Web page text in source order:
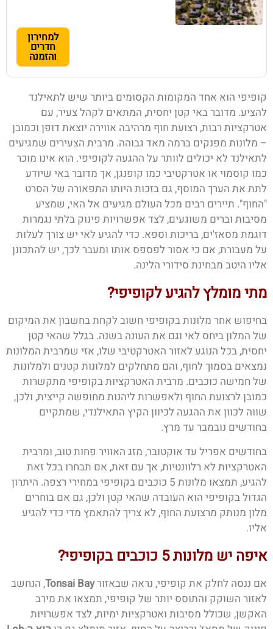
למחירון
חדרים
והזמנה
קופיפי הוא אחד המקומות הקסומים ביותר שיש לתאילנד
להציע. מדובר באי קטן יחסית, המתאים לקהל צעיר, עם
אטרקציות רבות, רצועת חוף מרהיבה אווירה יוצאת דופן וכמובן
– מלונות מפנקים ברמה מאד גבוהה. מרבית הצעירים שמגיעים
לתאילנד לא יכולים לוותר על ההגעה לקופיפי. הוא אינו מוכר
כמו קוסמוי או אטרקטיבי כמו קופנגן, אך מדובר באי שיודע
לתת את הערך המוסף, גם בזכות היותו התפאורה של הסרט
"החוף". תיירים רבים מכל העולם מגיעים אל האי, שמציע
מסיבות וברים משוגעים, לצד אפשרויות פינוק בלתי נגמרות
דוגמת מסאז'ים, בריכות וספא. כדי להגיע לאי יש צורך לעלות
על מעבורת, אם כי אסור לפספס אותו ומעבר לכך, יש להתכונן
אליו היטב מבחינת סידורי הלינה.
מתי מומלץ להגיע לקופיפי?
בחיפוש אחר מלונות בקופיפי חשוב לקחת בחשבון את המיקום
של המלון ביחס לאי וגם את העונה בשנה. בגלל שהאי קטן
יחסית, בכל הנוגע לאזור האטרקטיבי שלו, אזי שמרבית המלונות
נמצאים בסמוך לחוף, והם מתחלקים למלונות קטנים ולמלונות
של חמישה כוכבים. מרבית האטרקציות בקופיפי מתקשרות
כמובן לרצועת החוף ולאפשרות ליהנות מחופשה קייצית, ולכן,
שווה לכוון את ההגעה לכיוון הקיץ התאילנדי, שמתקיים
בחודשים נובמבר עד מרץ.
בחודשים אפריל עד אוקטובר, מזג האוויר פחות טוב, ומרבית
האטרקציות לא רלוונטיות, אך עם זאת, אם תבחרו בכל זאת
להגיע, תמצאו מלונות 5 כוכבים בקופיפי במחירי רצפה. היתרון
הגדול בקופיפי הוא העובדה שהאי קטן ולכן, גם אם בוחרים
מלון מנותק מרצועת החוף, לא צריך להתאמץ מדי כדי להגיע
אליו.
איפה יש מלונות 5 כוכבים בקופיפי?
אם ננסה לחלק את קופיפי, נראה שבאזורTonsai Bay, הנחשב
לאזור השוקק והתוסס יותר של קופיפי, תמצאו את מירב
האקשן, שכולל מסיבות ואטרקציות ימיות, לצד אפשרויות